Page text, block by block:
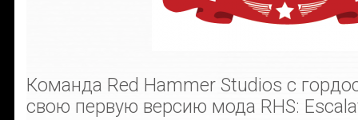
Команда Red Hammer Studios с
свою первую версию мода RHS: